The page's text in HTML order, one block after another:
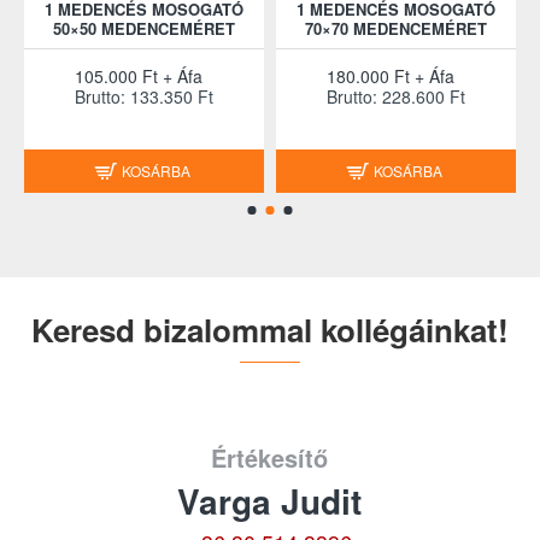
Beépített ozmózisrendszer: Nem
Túlfolyás elleni védelem: Nem
Garancia: 1 év
1 MEDENCÉS MOSOGATÓ
50×50 MEDENCEMÉRET
105.000 Ft + Áfa
Brutto: 133.350 Ft
KOSÁRBA
1 MEDENCÉS MOSOGATÓ
70×70 MEDENCEMÉRET
180.000 Ft + Áfa
Brutto: 228.600 Ft
KOSÁRBA
Keresd bizalommal kollégáinkat!
Értékesítő
Varga Judit